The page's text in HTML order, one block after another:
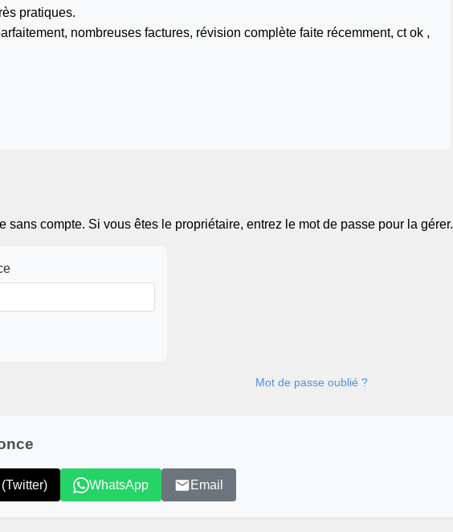
pratiques.
nombreuses factures, révision complète faite récemment, ct ok ,
sans compte. Si vous êtes le propriétaire, entrez le mot de passe pour la gérer.
Mot de passe oublié ?
WhatsApp Email